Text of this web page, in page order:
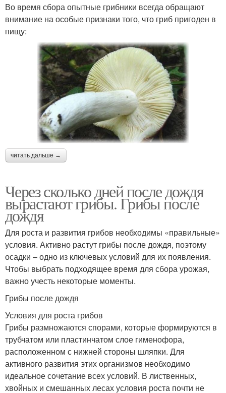
Во время сбора опытные грибники всегда обращают
внимание на особые признаки того, что гриб пригоден в
пищу:
читать дальше →
Через сколько дней после дождя
вырастают грибы. Грибы после
дождя
Для роста и развития грибов необходимы «правильные»
условия. Активно растут грибы после дождя, поэтому
осадки – одно из ключевых условий для их появления.
Чтобы выбрать подходящее время для сбора урожая,
важно учесть некоторые моменты.
Грибы после дождя
Условия для роста грибов
Грибы размножаются спорами, которые формируются в
трубчатом или пластинчатом слое гименофора,
расположенном с нижней стороны шляпки. Для
активного развития этих организмов необходимо
идеальное сочетание всех условий. В лиственных,
хвойных и смешанных лесах условия роста почти не